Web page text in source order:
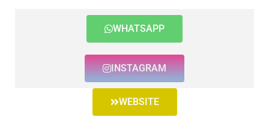
WHATSAPP
INSTAGRAM
WEBSITE